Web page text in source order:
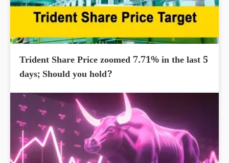
Trident Share Price zoomed 7.71% in the last 5
days; Should you hold?